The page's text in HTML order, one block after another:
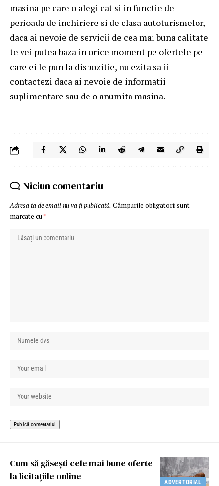
masina pe care o alegi cat si in functie de
perioada de inchiriere si de clasa autoturismelor,
daca ai nevoie de servicii de cea mai buna calitate
te vei putea baza in orice moment pe ofertele pe
care ei le pun la dispozitie, nu ezita sa ii
contactezi daca ai nevoie de informatii
suplimentare sau de o anumita masina.
Niciun comentariu
Adresa ta de email nu va fi publicată. Câmpurile obligatorii sunt
marcate cu*
ADVERTORIAL
Cum să găsești cele mai bune oferte
la licitațiile online